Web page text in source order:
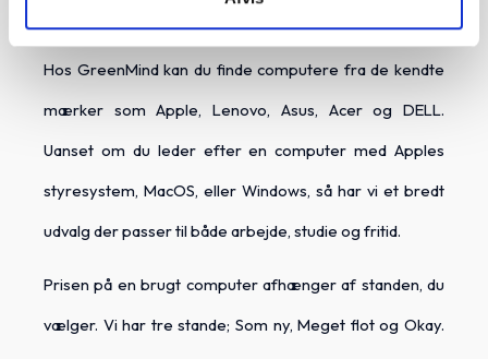
både laptops og stationære computere til alle behov.
Hos GreenMind kan du finde computere fra de kendte
mærker som Apple, Lenovo, Asus, Acer og DELL.
Uanset om du leder efter en computer med Apples
styresystem, MacOS, eller Windows, så har vi et bredt
udvalg der passer til både arbejde, studie og fritid.
Prisen på en brugt computer afhænger af standen, du
vælger. Vi har tre stande; Som ny, Meget flot og Okay.